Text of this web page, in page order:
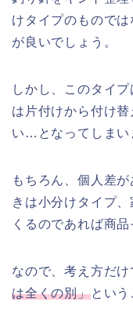
けタイプのもので
が良いでしょう。
しかし、このタイ
は片付けから付け
い…となってしまい
もちろん、個人差
きは小分けタイプ
くるのであれば商
なので、考え方だ
は全くの別」という